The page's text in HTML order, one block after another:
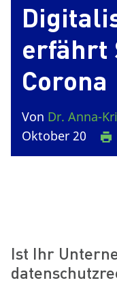
erfährt
Corona
Von Dr. Anna-
Oktober 20
Ist Ihr